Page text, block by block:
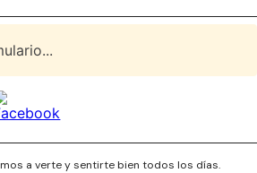
a verte y sentirte bien todos los días.